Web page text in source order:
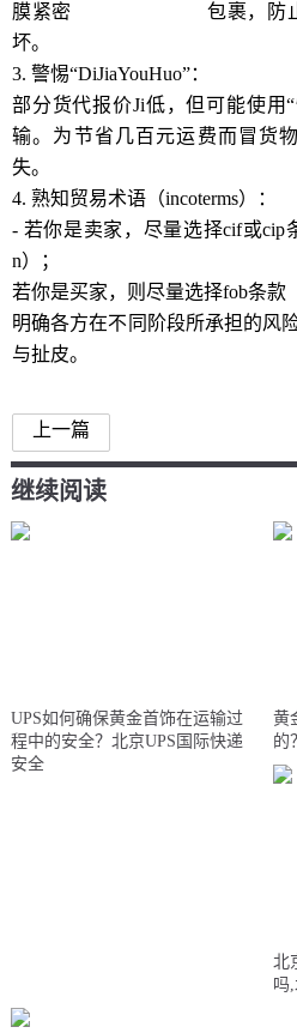
膜紧密
包裹，防
坏。
3. 警惕“DiJiaYouHuo”：
部分货代报价Ji低，但可能使用
输。为节省几百元运费而冒货
失。
4. 熟知贸易术语（incoterms）：
- 若你是卖家，尽量选择cif或cip
n）；
若你是买家，则尽量选择fob条款
明确各方在不同阶段所承担的风
与扯皮。
上一篇
继续阅读
UPS如何确保黄金首饰在运输过
程中的安全？北京UPS国际快递
安全
黄
的
北
吗